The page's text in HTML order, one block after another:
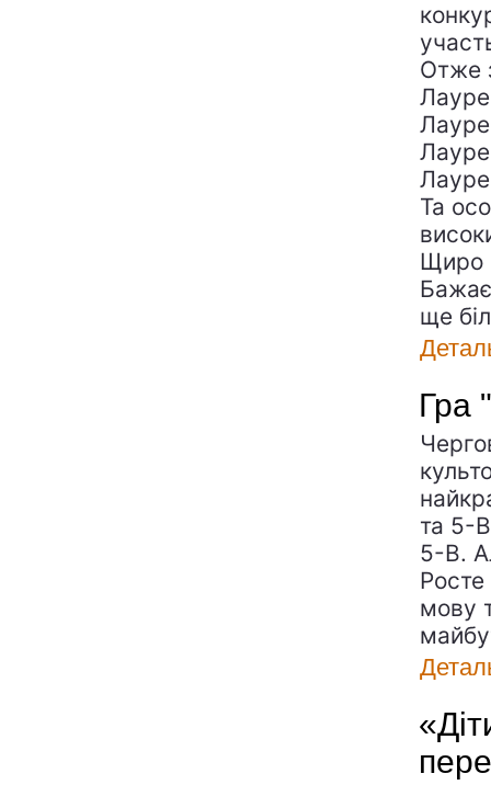
Отже
Та
Щиро
ще
Гра
та 5-
5-В.
Росте
мову